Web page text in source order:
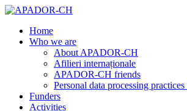
Home
Who we are
About APADOR-CH
Afilieri internaționale
APADOR-CH friends
Personal data processing
Funders
Activities